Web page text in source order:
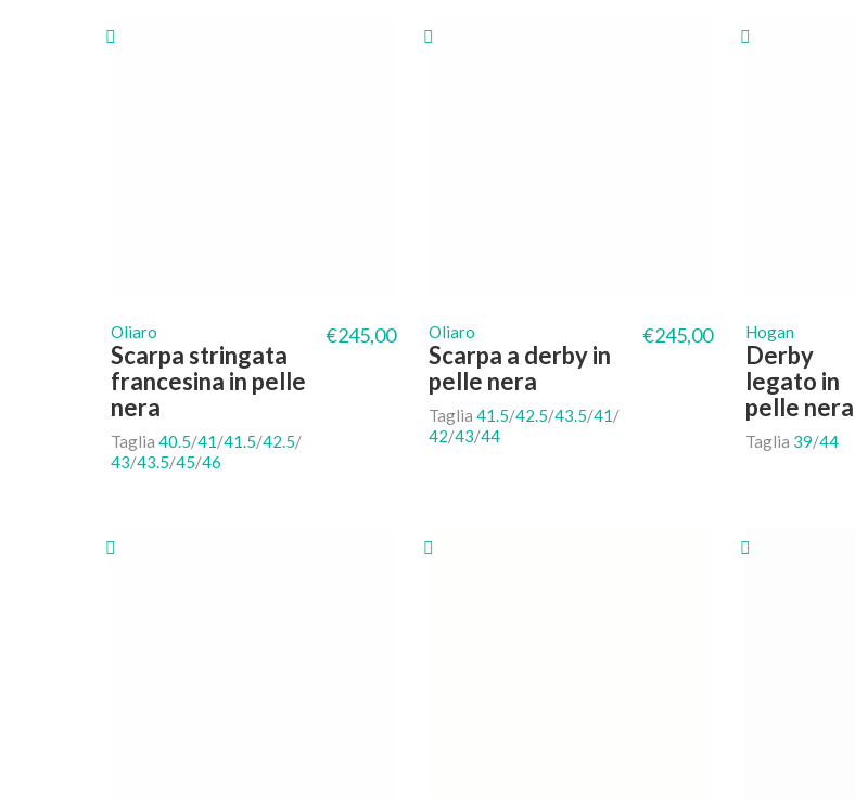
Oliaro
Scarpa stringata
francesina in pelle
nera
Taglia 40.5/41/41.5/42.5/
43/43.5/45/46
€245,00 Oliaro
Scarpa a derby in
pelle nera
Taglia 41.5/42.5/43.5/41/
42/43/44
€245,00 Hogan
Derby
legato in
pelle nera
Taglia 39/44